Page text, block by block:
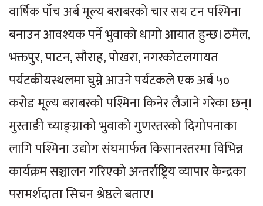
वार्षिक पाँच अर्ब मूल्य बराबरको चार सय टन पश्मिना
बनाउन आवश्यक पर्ने भुवाको धागो आयात हुन्छ।ठमेल,
भक्तपुर, पाटन, सौराह, पोखरा, नगरकोटलगायत
पर्यटकीयस्थलमा घुम्ने आउने पर्यटकले एक अर्ब ५०
करोड मूल्य बराबरको पश्मिना किनेर लैजाने गरेका छन्।
मुस्ताङी च्याङ्ग्राको भुवाको गुुणस्तरको दिगोपनाका
लागि पश्मिना उद्योग संघमार्फत किसानस्तरमा विभिन्न
कार्यक्रम सञ्चालन गरिएको अन्तर्राष्ट्रिय व्यापार केन्द्रका
परामर्शदाता सिचन श्रेष्ठले बताए।